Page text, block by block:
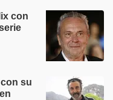
con
su